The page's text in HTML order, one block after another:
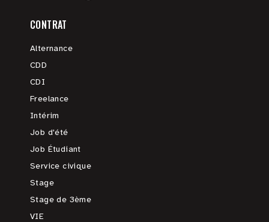
CONTRAT
Alternance
CDD
CDI
Freelance
Intérim
Job d'été
Job Étudiant
Service civique
Stage
Stage de 3ème
VIE